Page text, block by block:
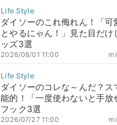
ダイソーのこれ侮れん！「可
とやるにゃん！」見た目だけ
ッズ3選
2026/08/01 11:00
ダイソーのコレな～んだ？ス
能的！「一度使わないと手放
フック3選
2026/07/27 11:00